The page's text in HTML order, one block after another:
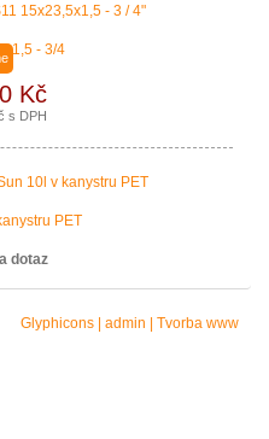
15x23,5x1,5 - 3 / 4"
Kč
s DPH
10l v kanystru PET
dotaz
Glyphicons admin Tvorba www